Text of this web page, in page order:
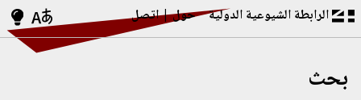
الرابطة الشيوعية الدولية حول اتصل
بحث